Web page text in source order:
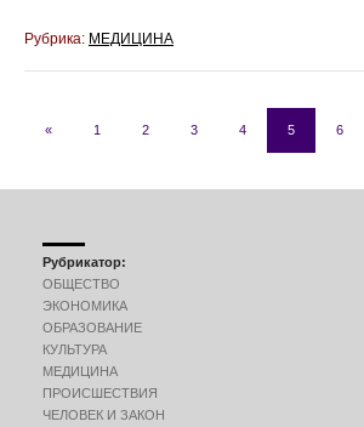
Рубрика: МЕДИЦИНА
« 1 2 3 4 5 6
Рубрикатор:
ОБЩЕСТВО
ЭКОНОМИКА
ОБРАЗОВАНИЕ
КУЛЬТУРА
МЕДИЦИНА
ПРОИСШЕСТВИЯ
ЧЕЛОВЕК И ЗАКОН